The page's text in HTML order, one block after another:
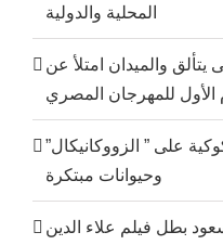
المحلية والدولية
والميدان امتلأ عن
الأول للمهرجان المصري
على ” الزووكانيكال”
وحيوانات مبتكرة
بطل فيلم علاء الدين